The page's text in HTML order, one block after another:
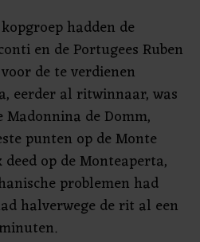
hadden de
en de Portugees Ruben
de te verdienen
eerder al ritwinnaar, was
Madonnina de Domm,
punten op de Monte
op de Monteaperta,
problemen had
halverwege de rit al een